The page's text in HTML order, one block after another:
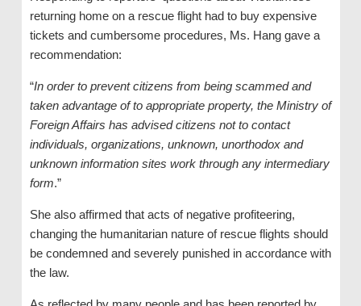
returning home on a rescue flight had to buy expensive
tickets and cumbersome procedures, Ms. Hang gave a
recommendation:
“In order to prevent citizens from being scammed and
taken advantage of to appropriate property, the Ministry of
Foreign Affairs has advised citizens not to contact
individuals, organizations, unknown, unorthodox and
unknown information sites work through any intermediary
form.”
She also affirmed that acts of negative profiteering,
changing the humanitarian nature of rescue flights should
be condemned and severely punished in accordance with
the law.